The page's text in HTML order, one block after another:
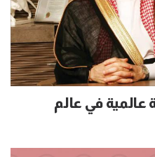
في عالم